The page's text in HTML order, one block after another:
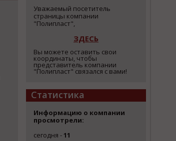
Уважаемый посетитель
страницы компании
"Полипласт",
ЗДЕСЬ
Вы можете оставить свои
координаты, чтобы
представитель компании
"Полипласт" связался с вами!
Статистика
Информацию о компании
просмотрели:
сегодня -11